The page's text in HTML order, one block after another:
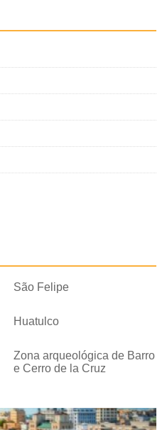
São Felipe
Huatulco
Zona arqueológica de Barro
e Cerro de la Cruz